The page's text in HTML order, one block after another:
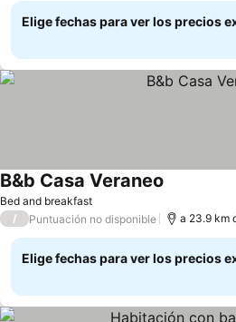
Elige fechas para ver los precios
Bed and breakfast
B&b Casa Veraneo
/ Puntuación no disponible a 23.9 km
Elige fechas para ver los precios